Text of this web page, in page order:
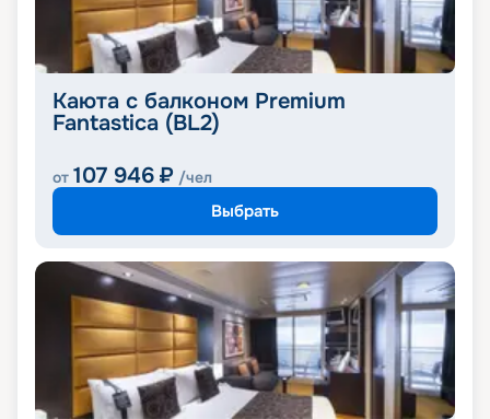
Каюта с балконом Premium
Fantastica (BL2)
от 107 946 ₽ /чел
Выбрать